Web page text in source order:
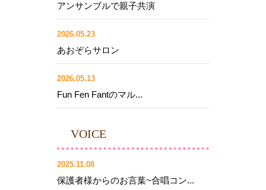
アンサンブルで親子共演
2026.05.23
あおぞらサロン
2026.05.13
Fun Fen Fantのマル...
VOICE
2025.11.08
保護者様からのお言葉~合唱コン...